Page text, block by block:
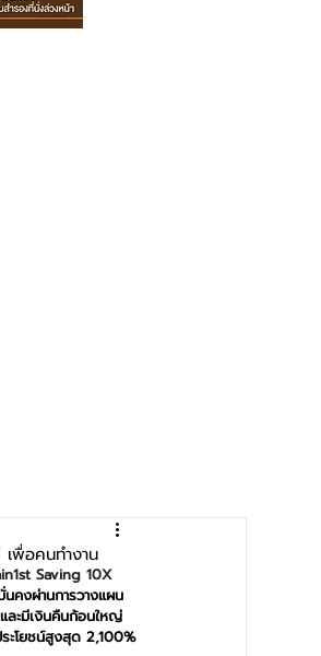
พื่อคนทำงาน
Saving 10X
นคงผ่านการวางแผน
ละมีเงินคืนก้อนใหญ่
โยชน์สูงสุด 2,100%